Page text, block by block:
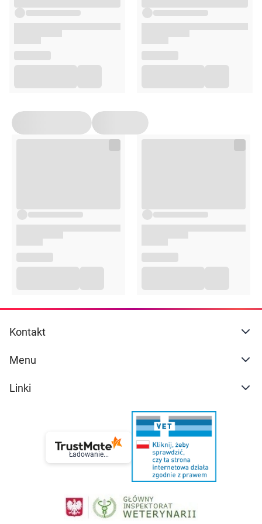
Sposób użycia
Do naczynia wlać około 2 litry wody i dodać około 1
łyżki stołowej płukanki.
W przypadku płukanki morelowej użyć 1 litr wody.
Intensywność koloru końcowego zależy od ilości
Nie wymaga spłukiwania wodą.
Przeciwwskazania
się z lekarzem.
200ml
Kontakt
Menu
Linki
Ładowanie...